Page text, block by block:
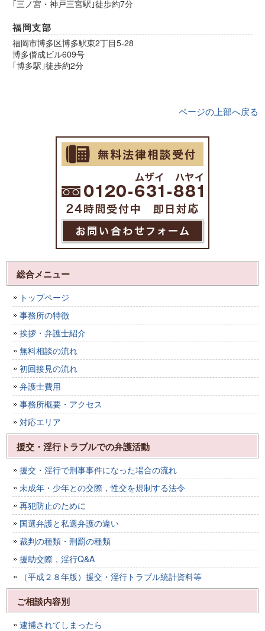
｢三ノ宮・神戸三宮駅｣徒歩約7分
福岡支部
福岡市博多区博多駅東2丁目5-28
博多偕成ビル609号
｢博多駅｣徒歩約2分
ページの上部へ戻る
総合メニュー
トップページ
事務所の特徴
挨拶・弁護士紹介
無料相談の流れ
初回接見の流れ
弁護士費用
事務所概要・アクセス
対応エリア
援交・淫行トラブルでの弁護活動
援交・淫行で刑事事件になった場合の流れ
未成年・少年との交際，性交を規制する法令
再犯防止のために
国選弁護と私選弁護の違い
裁判の種類・刑罰の種類
援助交際，淫行Q&A
（平成２８年版）援交・淫行トラブル統計資料等
ご相談内容別
逮捕されてしまったら